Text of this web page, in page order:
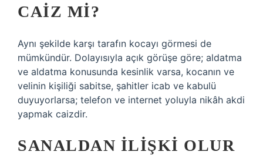
CAIZ MI?
Aynı şekilde karşı tarafın kocayı görmesi de
mümkündür. Dolayısıyla açık görüşe göre; aldatma
ve aldatma konusunda kesinlik varsa, kocanın ve
velinin kişiliği sabitse, şahitler icab ve kabulü
duyuyorlarsa; telefon ve internet yoluyla nikâh akdi
yapmak caizdir.
SANALDAN ILIŞKI OLUR